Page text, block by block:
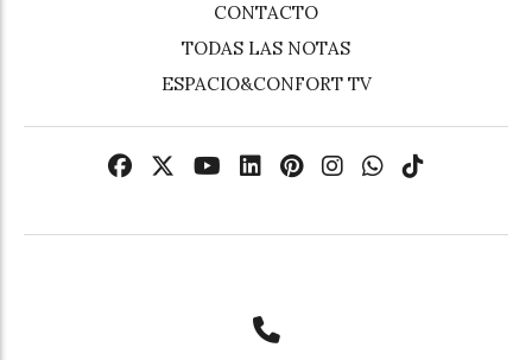
CONTACTO
TODAS LAS NOTAS
ESPACIO&CONFORT TV